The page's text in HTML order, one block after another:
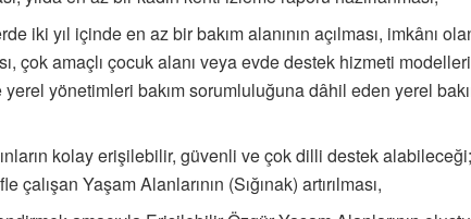
iki yıl içinde en az bir bakım alanının açılması, imkânı
çok amaçlı çocuk alanı veya evde destek hizmeti
yönetimleri bakım sorumluluğuna dâhil eden yerel
kolay erişilebilir, güvenli ve çok dilli destek
Yaşam Alanlarının (Sığınak) artırılması,